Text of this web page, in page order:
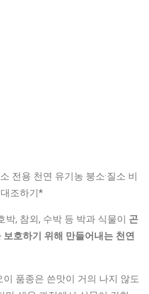
전용 천연 유기농 붕소·질소 비
조하기*
박, 참외, 수박 등 박과 식물이 곤
호하기 위해 만들어내는 천연
품종은 쓴맛이 거의 나지 않도